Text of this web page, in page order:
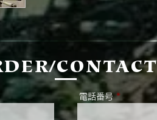
CONTACT
電話番号